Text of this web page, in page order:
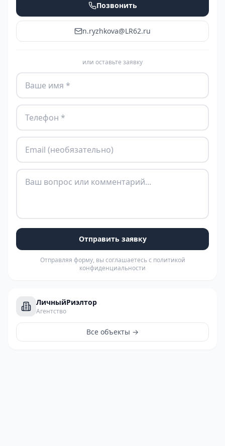
Позвонить
n.ryzhkova@LR62.ru
или оставьте заявку
Отправить заявку
Отправляя форму, вы соглашаетесь с политикой
конфиденциальности
ЛичныйРиэлтор
Агентство
Все объекты →